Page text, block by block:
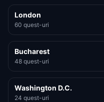
London
60 quest-uri
Bucharest
48 quest-uri
Washington D.C.
24 quest-uri